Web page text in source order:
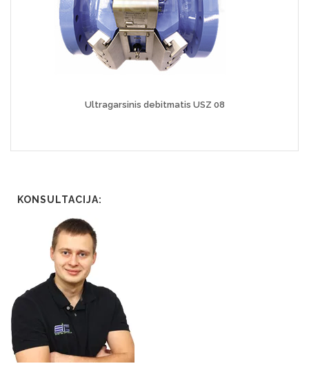
Ultragarsinis debitmatis USZ 08
KONSULTACIJA: